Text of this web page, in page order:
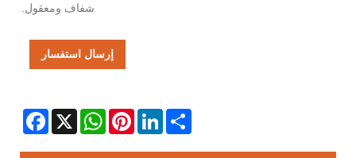
شفاف ومعقول.
إرسال استفسار
X
WhatsAppPinterestLinkedInShare